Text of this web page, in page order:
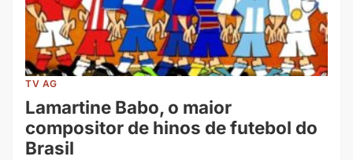
TV AG
Lamartine Babo, o maior
compositor de hinos de futebol do
Brasil